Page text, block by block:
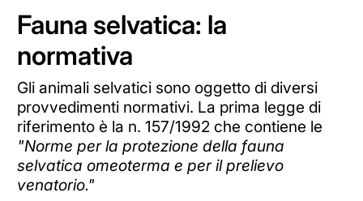
Fauna selvatica: la
normativa
Gli animali selvatici sono oggetto di diversi
provvedimenti normativi. La prima legge di
riferimento è la n. 157/1992 che contiene le
"Norme per la protezione della fauna
selvatica omeoterma e per il prelievo
venatorio."